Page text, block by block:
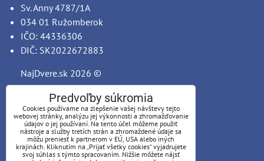
Sv. Anny 4787/1A
034 01 Ružomberok
IČO: 44336306
DIČ: SK2022672883
NajDvere.sk 2026 ©
Predvoľby súkromia
Cookies používame na zlepšenie vašej návštevy tejto
webovej stránky, analýzu jej výkonnosti a zhromažďovanie
údajov o jej používaní. Na tento účel môžeme použiť
nástroje a služby tretích strán a zhromaždené údaje sa
môžu preniesť k partnerom v EÚ, USA alebo iných
krajinách. Kliknutím na „Prijať všetky cookies“ vyjadrujete
svoj súhlas s týmto spracovaním. Nižšie môžete nájsť